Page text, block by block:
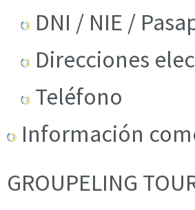
DNI / NIE /
Direcciones
Teléfono
Información
GROUPELING